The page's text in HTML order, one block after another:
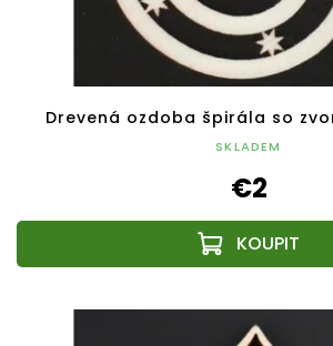
Drevená ozdoba špirála so
SKLADEM
€2